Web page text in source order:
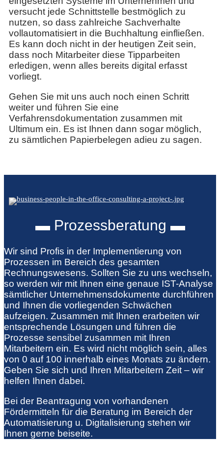
versucht jede Schnittstelle bestmöglich zu
nutzen, so dass zahlreiche Sachverhalte
vollautomatisiert in die Buchhaltung einfließen.
Es kann doch nicht in der heutigen Zeit sein,
dass noch Mitarbeiter diese Tipparbeiten
erledigen, wenn alles bereits digital erfasst
vorliegt.
Gehen Sie mit uns auch noch einen Schritt
weiter und führen Sie eine
Verfahrensdokumentation zusammen mit
Ultimum ein. Es ist Ihnen dann sogar möglich,
zu sämtlichen Papierbelegen adieu zu sagen.
▬ Prozessberatung ▬
Wir sind Profis in der Implementierung von
Prozessen im Bereich des gesamten
Rechnungswesens. Sollten Sie zu uns wechseln,
so werden wir mit Ihnen eine genaue IST-Analyse
sämtlicher Unternehmensdokumente durchführen
und Ihnen die vorliegenden Schwächen
aufzeigen. Zusammen mit Ihnen erarbeiten wir
entsprechende Lösungen und führen die
Prozesse sensibel zusammen mit Ihren
Mitarbeitern ein. Es wird nicht möglich sein, alles
von 0 auf 100 innerhalb eines Monats zu ändern.
Geben Sie sich und Ihren Mitarbeitern Zeit – wir
helfen Ihnen dabei.
Bei der Beantragung von vorhandenen
Fördermitteln für die Beratung im Bereich der
Automatisierung u. Digitalisierung stehen wir
Ihnen gerne beiseite.